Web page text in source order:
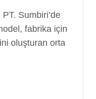
Sumbiri’de
fabrika için
oluşturan orta